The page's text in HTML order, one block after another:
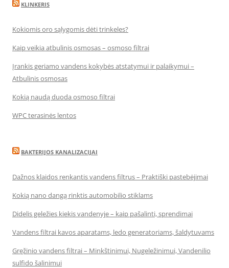
KLINKERIS
Kokiomis oro sąlygomis dėti trinkeles?
Kaip veikia atbulinis osmosas – osmoso filtrai
Įrankis geriamo vandens kokybės atstatymui ir palaikymui –
Atbulinis osmosas
Kokią naudą duoda osmoso filtrai
WPC terasinės lentos
BAKTERIJOS KANALIZACIJAI
Dažnos klaidos renkantis vandens filtrus – Praktiški pastebėjimai
Kokią nano dangą rinktis automobilio stiklams
Didelis geležies kiekis vandenyje – kaip pašalinti, sprendimai
Vandens filtrai kavos aparatams, ledo generatoriams, šaldytuvams
Gręžinio vandens filtrai – Minkštinimui, Nugeležinimui, Vandenilio
sulfido šalinimui